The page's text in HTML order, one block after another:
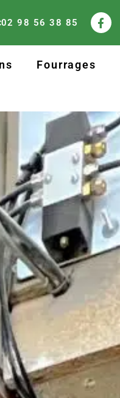
02 98 56 38 85
Fourrages